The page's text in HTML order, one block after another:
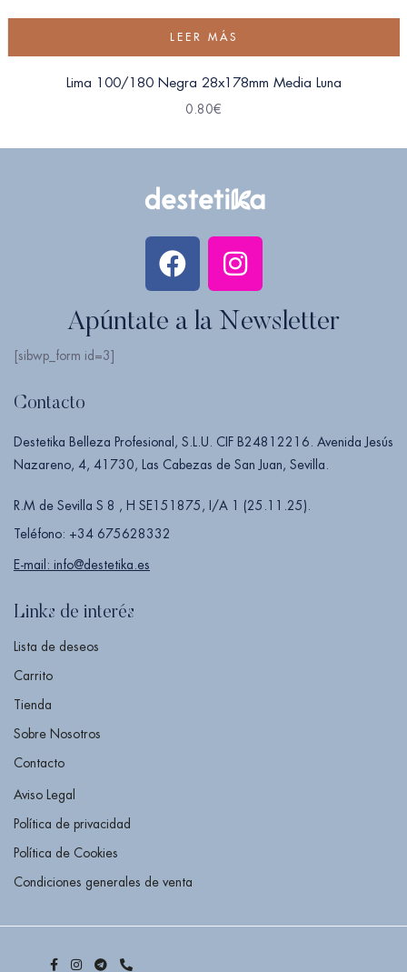
LEER MÁS
Lima 100/180 Negra 28x178mm Media Luna
0.80€
Apúntate a la Newsletter
[sibwp_form id=3]
Contacto
Destetika Belleza Profesional, S.L.U. CIF B24812216. Avenida Jesús
Nazareno, 4, 41730, Las Cabezas de San Juan, Sevilla.
R.M de Sevilla S 8 , H SE151875, I/A 1 (25.11.25).
Teléfono: +34 675628332
E-mail: info@destetika.es
Links de interés
Lista de deseos
Carrito
Tienda
Sobre Nosotros
Contacto
Aviso Legal
Política de privacidad
Política de Cookies
Condiciones generales de venta